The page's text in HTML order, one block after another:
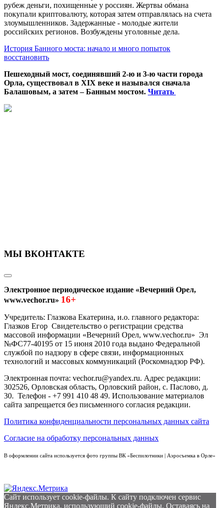
рубеж деньги, похищенные у россиян. Жертвы обмана
покупали криптовалюту, которая затем отправлялась на счета
злоумышленников. Задержанные - молодые жители
российских регионов. Возбуждены уголовные дела.
История Банного моста: начало и много попыток
восстановить
Пешеходный мост, соединявший 2-ю и 3-ю части города
Орла, существовал в XIX веке и назывался сначала
Балашовым, а затем – Банным мостом. Читать
МЫ ВКОНТАКТЕ
Электронное периодическое издание «Вечерний Орел,
www.vechor.ru» 16+
Учредитель: Глазкова Екатерина, и.о. главного редактора:
Глазков Егор Свидетельство о регистрации средства
массовой информации «Вечерний Орел, www.vechor.ru» Эл
№ФС77-40195 от 15 июня 2010 года выдано Федеральной
службой по надзору в сфере связи, информационных
технологий и массовых коммуникаций (Роскомнадзор РФ).
Электронная почта: vechor.ru@yandex.ru. Адрес редакции:
302526, Орловская область, Орловский район, с. Паслово, д.
30. Телефон - +7 991 410 48 49. Использование материалов
сайта запрещается без письменного согласия редакции.
Политика конфиденциальности персональных данных сайта
Согласие на обработку персональных данных
В оформлении сайта используется фото группы ВК «Беспилотники | Аэросъемка в Орле»
Сайт использует cookie-файлы. К cайту подключен сервис
Яндекс.Метрика, использующий cookie-файлы. Оставаясь на